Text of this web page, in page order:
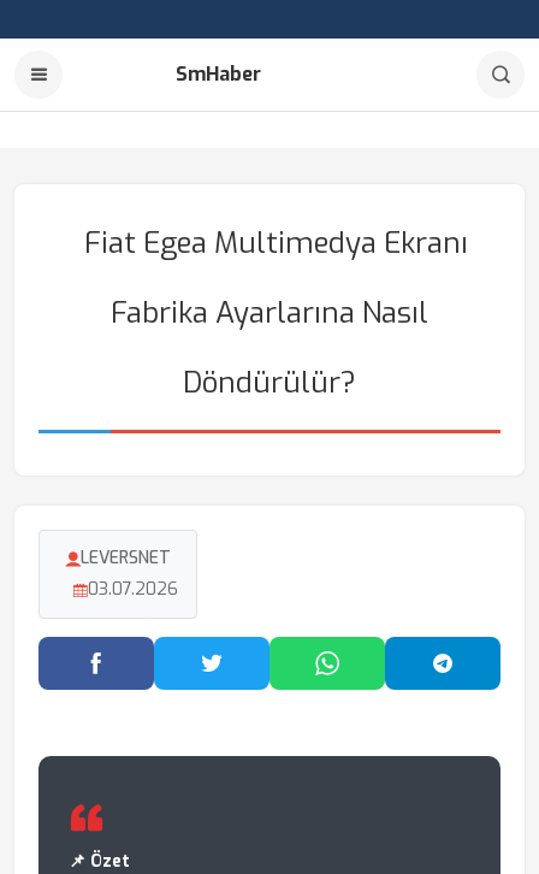
SmHaber
Fiat Egea Multimedya Ekranı
Fabrika Ayarlarına Nasıl
Döndürülür?
LEVERSNET
03.07.2026
Facebook'ta PaylaşTwitter'da PaylaşWhatsApp'ta Paylaş
📌 Özet